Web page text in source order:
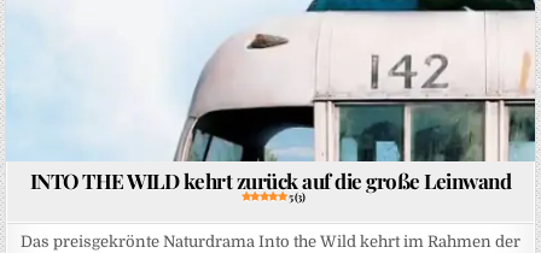
INTO THE WILD kehrt zurück auf die große Leinwand
5 (3)
Das preisgekrönte Naturdrama Into the Wild kehrt im Rahmen der